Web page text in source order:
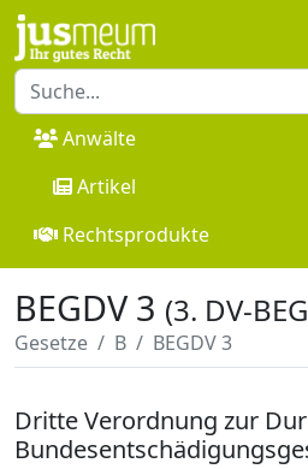
Anwälte
Artikel
Rechtsprodukte
BEGDV 3 (3. DV-
Gesetze B BEGDV 3
Dritte Verordnung zur